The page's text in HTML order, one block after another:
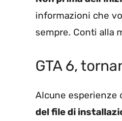
informazioni che
sempre. Conti alla
GTA 6,
Alcune esperienze
del file di